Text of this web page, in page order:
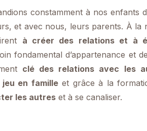
constamment à nos enfants
et avec nous, leurs parents. À la
à créer des relations et à
fondamental d’appartenance et
clé des relations avec les
jeu en familleet grâce à la
les autres et à se canaliser.